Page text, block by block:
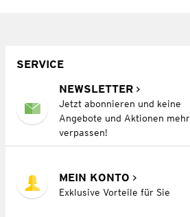
SERVICE
NEWSLETTER
Jetzt abonnieren und keine
Angebote und Aktionen mehr
verpassen!
MEIN KONTO
Exklusive Vorteile für Sie